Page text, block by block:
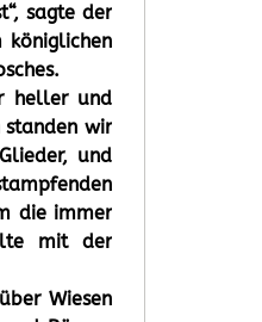
sagte der
königlichen
heller und
standen wir
und
die immer
mit der
Wiesen